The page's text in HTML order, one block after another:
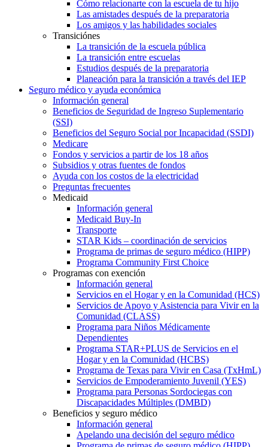
Cómo relacionarte con la escuela de tu hijo
Las amistades después de la preparatoria
Los amigos y las habilidades sociales
Transiciónes
La transición de la escuela pública
La transición entre escuelas
Estudios después de la preparatoria
Planeación para la transición a través del IEP
Seguro médico y ayuda económica
Información general
Beneficios de Seguridad de Ingreso Suplementario
(SSI)
Beneficios del Seguro Social por Incapacidad (SSDI)
Medicare
Fondos y servicios a partir de los 18 años
Subsidios y otras fuentes de fondos
Ayuda con los costos de la electricidad
Preguntas frecuentes
Medicaid
Información general
Medicaid Buy-In
Transporte
STAR Kids – coordinación de servicios
Programa de primas de seguro médico (HIPP)
Programa Community First Choice
Programas con exención
Información general
Servicios en el Hogar y en la Comunidad (HCS)
Servicios de Apoyo y Asistencia para Vivir en la
Comunidad (CLASS)
Programa para Niños Médicamente
Dependientes
Programa STAR+PLUS de Servicios en el
Hogar y en la Comunidad (HCBS)
Programa de Texas para Vivir en Casa (TxHmL)
Servicios de Empoderamiento Juvenil (YES)
Programa para Personas Sordociegas con
Discapacidades Múltiples (DMBD)
Beneficios y seguro médico
Información general
Apelando una decisión del seguro médico